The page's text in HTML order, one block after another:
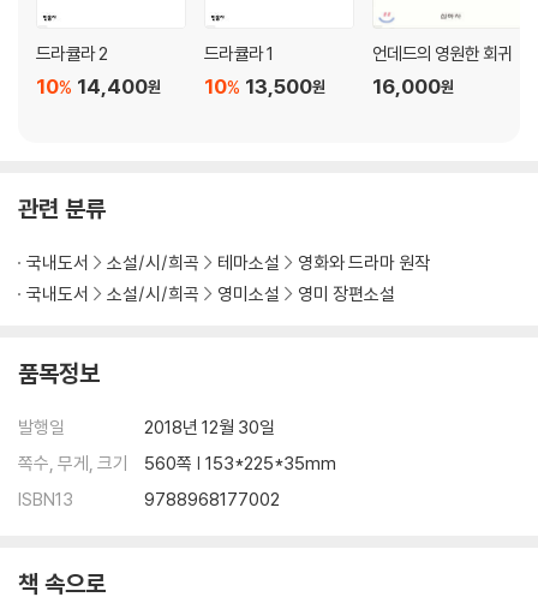
드라큘라 2
14,400원
10%
드라큘라 1
13,500원
10%
언데드의 영원한 회귀
16,000원
관련 분류
국내도서 소설/시/희곡 테마소설
영화와 드라마 원작
국내도서
소설/시/희곡 영미소설 영미 장편소설
품목정보
발행일
2018년 12월 30일
쪽수, 무게, 크기
560쪽 | 153*225*35mm
ISBN13
9788968177002
책 속으로